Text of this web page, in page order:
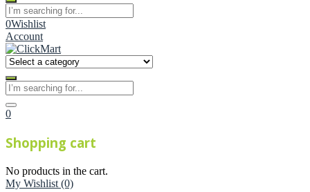
0Wishlist
Account
0
Shopping cart
No products in the cart.
My Wishlist (0)